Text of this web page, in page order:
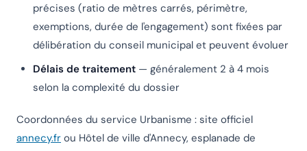
précises (ratio de mètres carrés, périmètre,
exemptions, durée de l'engagement) sont fixées par
délibération du conseil municipal et peuvent évoluer
Délais de traitement — généralement 2 à 4 mois
selon la complexité du dossier
Coordonnées du service Urbanisme : site officiel
annecy.fr ou Hôtel de ville d'Annecy, esplanade de